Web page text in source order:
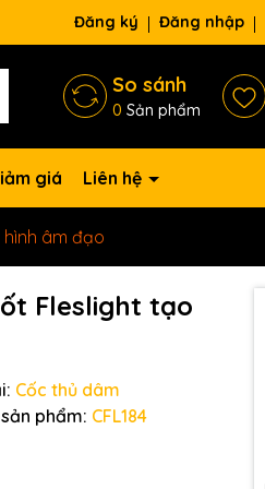
Đăng ký Đăng nhập
So sánh
0 Sản phẩm
giá Liên hệ
âm đạo
Fleslight tạo
Cốc thủ dâm
phẩm: CFL184